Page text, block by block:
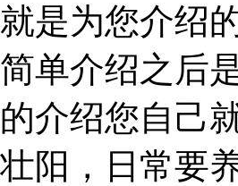
就是为您介绍
简单介绍之后
的介绍您自己
壮阳，日常要